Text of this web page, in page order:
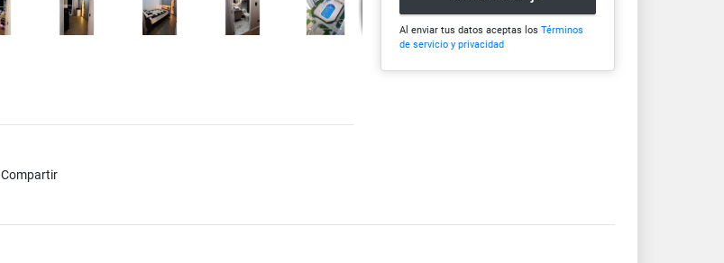
Compartir
Al enviar tus datos aceptas los Términos
de servicio y privacidad